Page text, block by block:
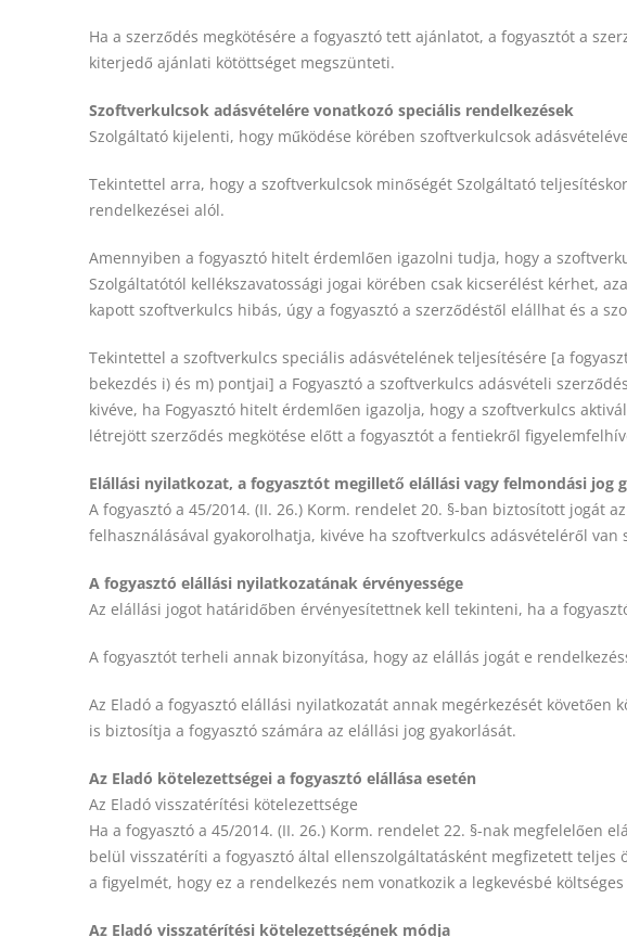
Ha a szerződés megkötésére a fogyasztó tett ajánlatot, a fogyasztót a
kiterjedő ajánlati kötöttséget megszünteti.
Szoftverkulcsok adásvételére vonatkozó speciális rendelkezések
Szolgáltató kijelenti, hogy működése körében szoftverkulcsok
Tekintettel arra, hogy a szoftverkulcsok minőségét Szolgáltató
rendelkezései alól.
Amennyiben a fogyasztó hitelt érdemlően igazolni tudja, hogy a
Szolgáltatótól kellékszavatossági jogai körében csak kicserélést kérhet,
kapott szoftverkulcs hibás, úgy a fogyasztó a szerződéstől elállhat és a
Tekintettel a szoftverkulcs speciális adásvételének teljesítésére [a
bekezdés i) és m) pontjai] a Fogyasztó a szoftverkulcs adásvételi
kivéve, ha Fogyasztó hitelt érdemlően igazolja, hogy a szoftverkulcs
létrejött szerződés megkötése előtt a fogyasztót a fentiekről
Elállási nyilatkozat, a fogyasztót megillető elállási vagy felmondási jog
A fogyasztó a 45/2014. (II. 26.) Korm. rendelet 20. §-ban biztosított
felhasználásával gyakorolhatja, kivéve ha szoftverkulcs adásvételéről van
A fogyasztó elállási nyilatkozatának érvényessége
Az elállási jogot határidőben érvényesítettnek kell tekinteni, ha a
A fogyasztót terheli annak bizonyítása, hogy az elállás jogát e
Az Eladó a fogyasztó elállási nyilatkozatát annak megérkezését
is biztosítja a fogyasztó számára az elállási jog gyakorlását.
Az Eladó kötelezettségei a fogyasztó elállása esetén
Az Eladó visszatérítési kötelezettsége
Ha a fogyasztó a 45/2014. (II. 26.) Korm. rendelet 22. §-nak megfelelően
belül visszatéríti a fogyasztó által ellenszolgáltatásként megfizetett
a figyelmét, hogy ez a rendelkezés nem vonatkozik a legkevésbé
Az Eladó visszatérítési kötelezettségének módja